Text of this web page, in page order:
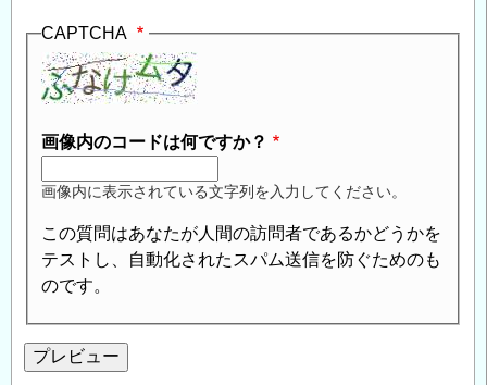
CAPTCHA
画像内のコードは何ですか？
画像内に表示されている文字列を入力してください。
この質問はあなたが人間の訪問者であるかどうかを
テストし、自動化されたスパム送信を防ぐためのも
のです。